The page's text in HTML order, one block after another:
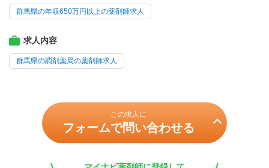
群馬県の年収650万円以上の薬剤師求人
求人内容
群馬県の調剤薬局の薬剤師求人
この求人に
フォームで問い合わせる